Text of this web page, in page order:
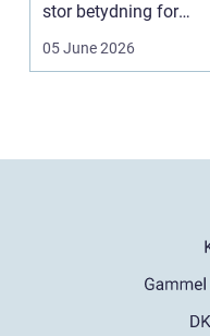
stor betydning for
b&a...
05 June 2026